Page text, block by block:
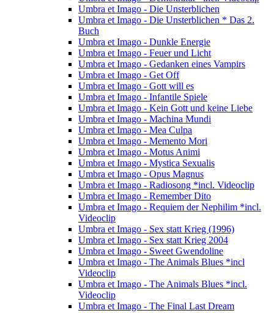
Umbra et Imago - Die Unsterblichen
Umbra et Imago - Die Unsterblichen * Das 2.
Buch
Umbra et Imago - Dunkle Energie
Umbra et Imago - Feuer und Licht
Umbra et Imago - Gedanken eines Vampirs
Umbra et Imago - Get Off
Umbra et Imago - Gott will es
Umbra et Imago - Infantile Spiele
Umbra et Imago - Kein Gott und keine Liebe
Umbra et Imago - Machina Mundi
Umbra et Imago - Mea Culpa
Umbra et Imago - Memento Mori
Umbra et Imago - Motus Animi
Umbra et Imago - Mystica Sexualis
Umbra et Imago - Opus Magnus
Umbra et Imago - Radiosong *incl. Videoclip
Umbra et Imago - Remember Dito
Umbra et Imago - Requiem der Nephilim *incl.
Videoclip
Umbra et Imago - Sex statt Krieg (1996)
Umbra et Imago - Sex statt Krieg 2004
Umbra et Imago - Sweet Gwendoline
Umbra et Imago - The Animals Blues *incl
Videoclip
Umbra et Imago - The Animals Blues *incl.
Videoclip
Umbra et Imago - The Final Last Dream